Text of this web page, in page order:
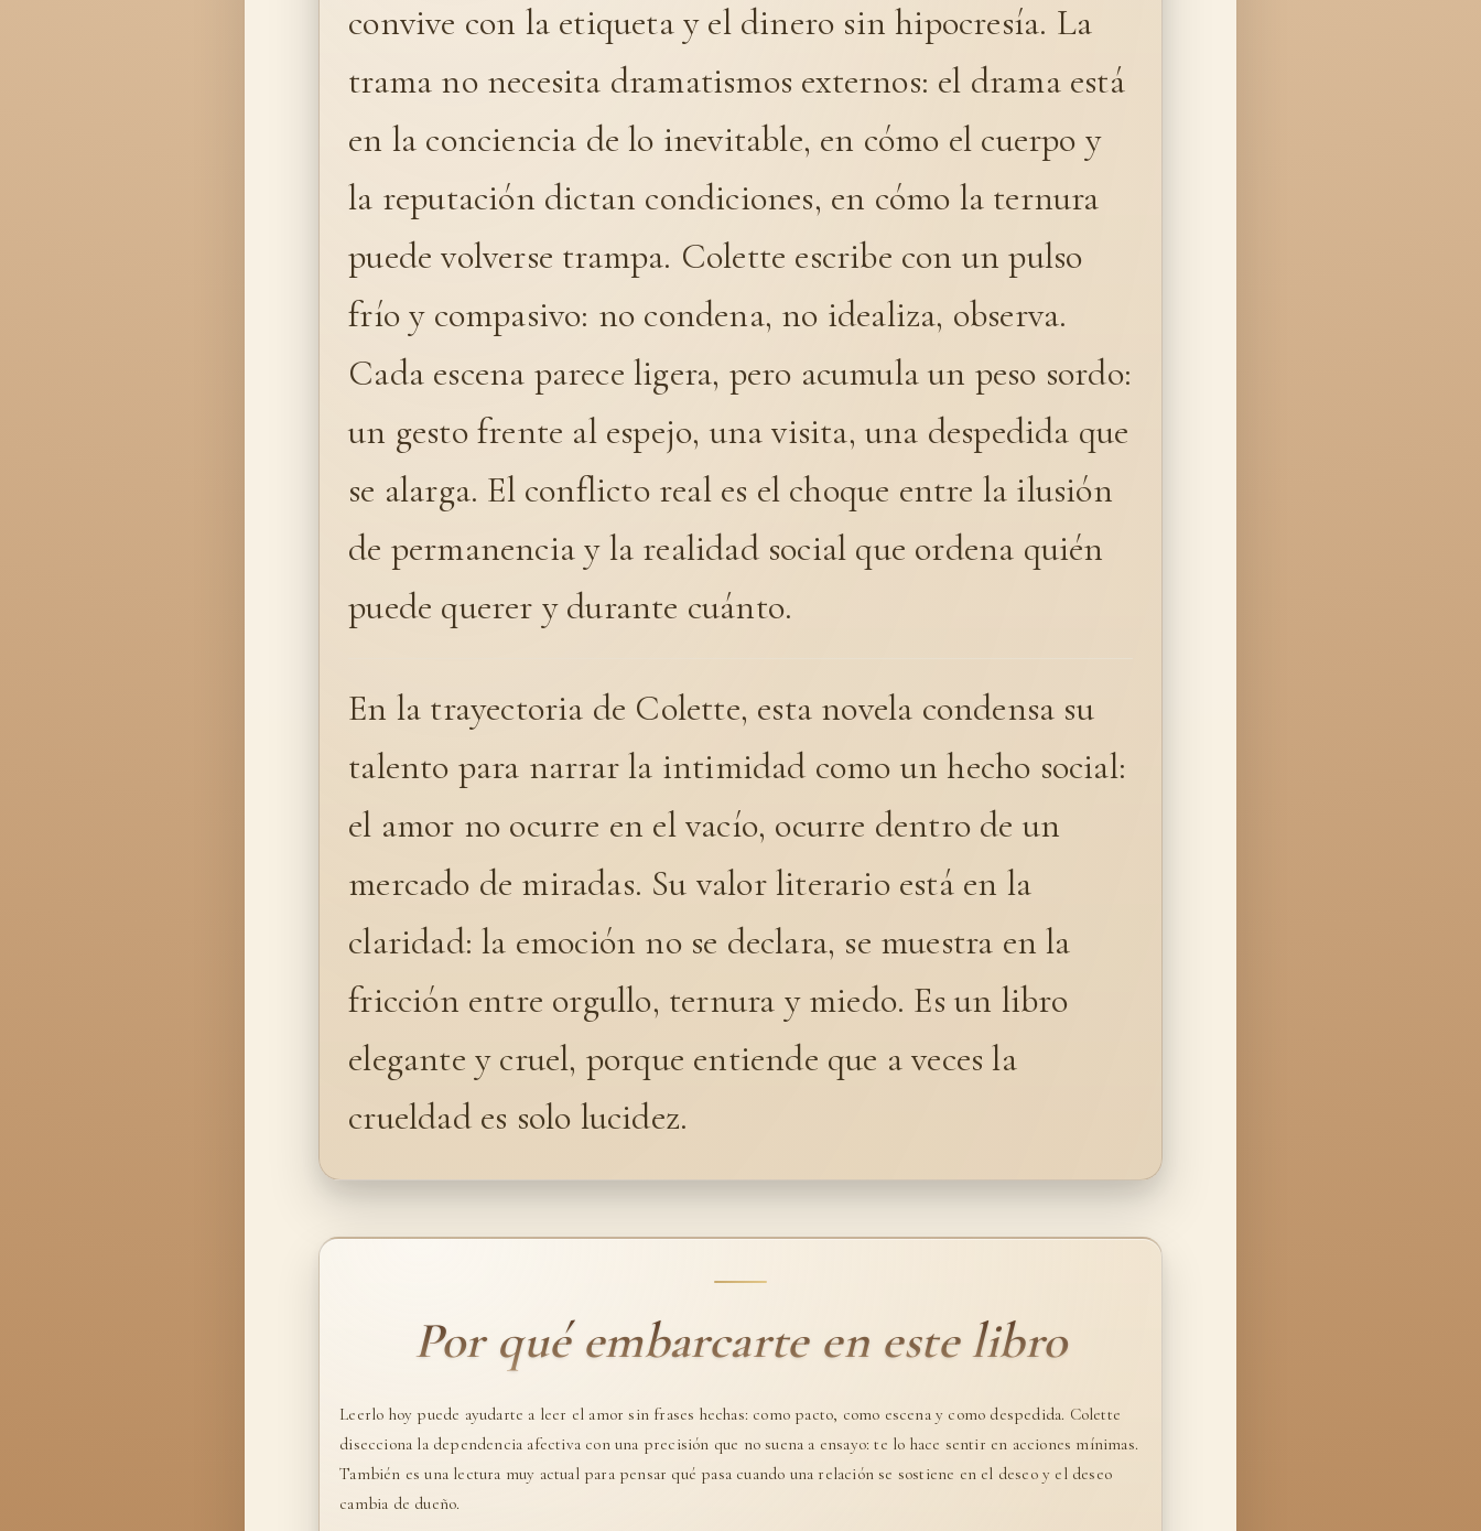
convive con la etiqueta y el dinero sin hipocresía. La
trama no necesita dramatismos externos: el drama está
en la conciencia de lo inevitable, en cómo el cuerpo y
la reputación dictan condiciones, en cómo la ternura
puede volverse trampa. Colette escribe con un pulso
frío y compasivo: no condena, no idealiza, observa.
Cada escena parece ligera, pero acumula un peso sordo:
un gesto frente al espejo, una visita, una despedida que
se alarga. El conflicto real es el choque entre la ilusión
de permanencia y la realidad social que ordena quién
puede querer y durante cuánto.
En la trayectoria de Colette, esta novela condensa su
talento para narrar la intimidad como un hecho social:
el amor no ocurre en el vacío, ocurre dentro de un
mercado de miradas. Su valor literario está en la
claridad: la emoción no se declara, se muestra en la
fricción entre orgullo, ternura y miedo. Es un libro
elegante y cruel, porque entiende que a veces la
crueldad es solo lucidez.
Por qué embarcarte en este libro
Leerlo hoy puede ayudarte a leer el amor sin frases hechas: como pacto, como escena y como despedida. Colette
disecciona la dependencia afectiva con una precisión que no suena a ensayo: te lo hace sentir en acciones mínimas.
También es una lectura muy actual para pensar qué pasa cuando una relación se sostiene en el deseo y el deseo
cambia de dueño.